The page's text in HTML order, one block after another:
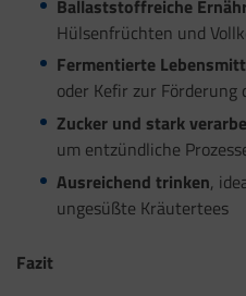
Ballaststoffreiche
Hülsenfrüchten und
Fermentierte
oder Kefir zur
Zucker und stark
um entzündliche
Ausreichend trinken,
ungesüßte Kräutertees
Fazit